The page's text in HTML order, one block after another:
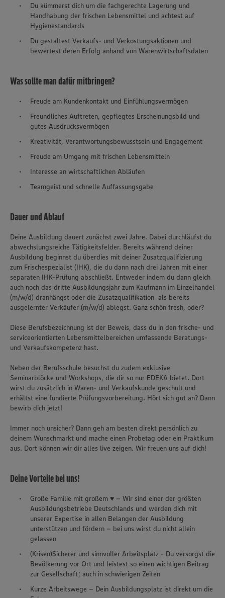
Du kümmerst dich um die fachgerechte Lagerung und
Handhabung der frischen Lebensmittel und achtest auf
Hygienestandards
Du gestaltest Verkaufs- und Verkostungsaktionen und
bewertest deren Erfolg anhand von Warenwirtschaftsdaten
Was sollte man dafür mitbringen?
Freude am Kundenkontakt und Einfühlungsvermögen
Freundliches Auftreten, gepflegtes Erscheinungsbild und
gutes Ausdrucksvermögen
Kreativität, Verantwortungsbewusstsein und Engagement
Freude am Umgang mit frischen Lebensmitteln
Interesse an wirtschaftlichen Abläufen
Teamgeist und schnelle Auffassungsgabe
Dauer und Ablauf
Deine Ausbildung dauert zunächst zwei Jahre. Dabei durchläufst du
abwechslungsreiche Tätigkeitsfelder. Bereits während deiner
Ausbildung beginnst du überdies mit deiner Zusatzqualifizierung
zum Frischespezialist (IHK), die du dann nach drei Jahren mit einer
separaten IHK-Prüfung abschließt. Entweder indem du dann gleich
auch noch das dritte Ausbildungsjahr zum Kaufmann im Einzelhandel
(m/w/d) dranhängst oder die Zusatzqualifikation als bereits
ausgelernter Verkäufer (m/w/d) ablegst. Ganz schön fresh, oder?
Diese Berufsbezeichnung ist der Beweis, dass du in den frische- und
serviceorientierten Lebensmittelbereichen umfassende Beratungs-
und Verkaufskompetenz hast.
Neben der Berufsschule besuchst du zudem exklusive
Seminarblöcke und Workshops, die dir so nur EDEKA bietet. Dort
wirst du zusätzlich in Waren- und Verkaufskunde geschult und
erhältst eine fundierte Prüfungsvorbereitung. Hört sich gut an? Dann
bewirb dich jetzt!
Immer noch unsicher? Dann geh am besten direkt persönlich zu
deinem Wunschmarkt und mache einen Probetag oder ein Praktikum
aus. Dort können wir dir alles live zeigen. Wir freuen uns auf dich!
Deine Vorteile bei uns!
Große Familie mit großem ♥ – Wir sind einer der größten
Ausbildungsbetriebe Deutschlands und werden dich mit
unserer Expertise in allen Belangen der Ausbildung
unterstützen und fördern – bei uns wirst du nicht allein
gelassen
(Krisen)Sicherer und sinnvoller Arbeitsplatz - Du versorgst die
Bevölkerung vor Ort und leistest so einen wichtigen Beitrag
zur Gesellschaft; auch in schwierigen Zeiten
Kurze Arbeitswege – Dein Ausbildungsplatz ist direkt um die